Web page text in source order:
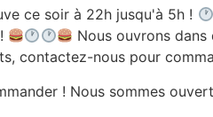
ce soir à 22h jusqu'à 5h !
Nous ouvrons
contactez-nous pour
! Nous sommes